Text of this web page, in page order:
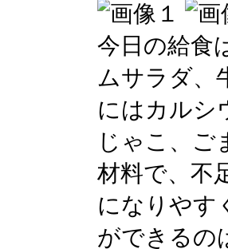
今日の給食
ムサラダ、
にはカルシ
じゃこ、ご
材料で、不
になりやす
ができるの